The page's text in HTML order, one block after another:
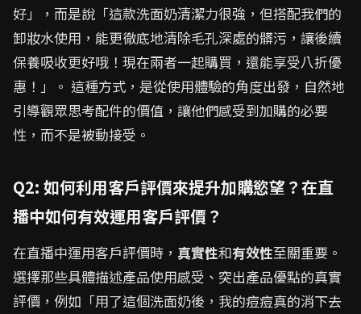
好」，而是說「這款洗面奶清潔力很強，但搭配我們的
卸妝水使用，能更徹底地清除毛孔深處的髒污，讓後續
保養吸收更好哦！現在兩者一起購買，還能享受八折優
惠！」。 這種方式，是從使用體驗的角度出發，自然地
引導觀眾思考配件的價值，讓他們感受到加購的必要
性，而不是被動接受。
Q2: 如何利用客戶評價來提升加購慾望？在直
播中如何有效運用客戶評價？
在直播中運用客戶評價時， 真實性和有效性至關重要。
選擇那些具體描述產品使用感受、突出產品優點的真實
評價，例如「用了這個洗面奶後，我的痘痘真的消下去